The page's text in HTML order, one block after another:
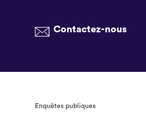
Contactez-nous
Enquêtes publiques